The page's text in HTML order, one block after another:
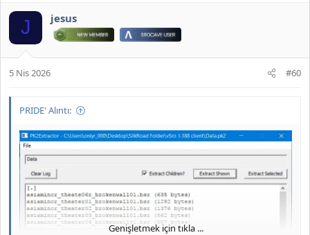
JOYMAX PK2 EXTRACTOR ÇIKARTICI
2026 DOWNLOAD İNDİR:
*** Gizlenmiş içerik alıntılanamaz. ***
J jesus
5 Nis 2026 #60
PRIDE' Alıntı:
Genişletmek için tıkla ...